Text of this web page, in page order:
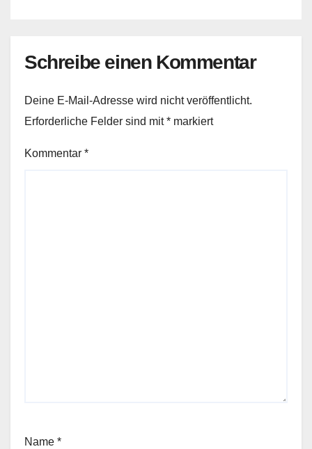
Schreibe einen Kommentar
Deine E-Mail-Adresse wird nicht veröffentlicht.
Erforderliche Felder sind mit* markiert
Kommentar *
Name *